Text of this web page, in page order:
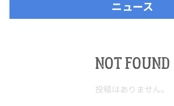
トピックス
プライバシーポリシー
ニュース
NOT FOUND
投稿はありません。